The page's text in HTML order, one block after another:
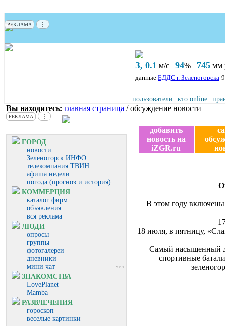
РЕКЛАМА ⋮
З, 0.1 м/с 94% 745 мм
данные ЕДДС г. Зеленогорска
пользователи кто online
Вы находитесь: главная страница / обсуждение новости
РЕКЛАМА ⋮
ГОРОД
новости
Зеленогорск ИНФО
телекомпания ТВИН
афиша недели
погода (прогноз и история)
КОММЕРЦИЯ
каталог фирм
объявления
вся реклама
ЛЮДИ
опросы
группы
фотогалереи
дневники
мини чат
чел.
ЗНАКОМСТВА
LovePlanet
Mamba
РАЗВЛЕЧЕНИЯ
гороскоп
веселые картинки
добавить
новость на
iZGR.ru
В этом году
18 июля, в пятницу,
Самый насыщенный
спортивные